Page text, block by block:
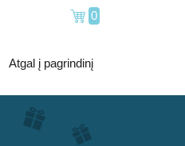
0
Atgal į pagrindinį